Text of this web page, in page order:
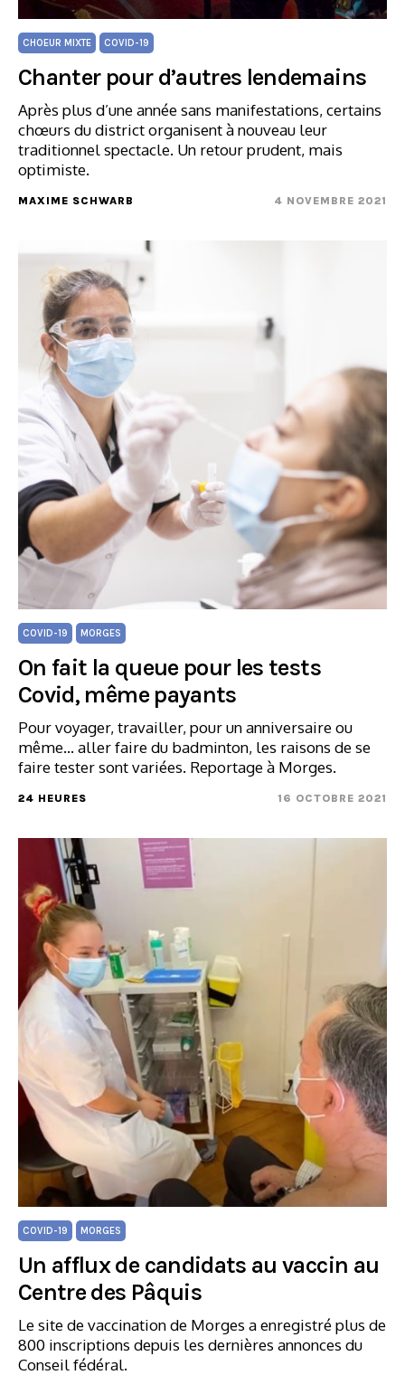
CHOEUR MIXTE COVID-19
Chanter pour d’autres lendemains
Après plus d’une année sans manifestations, certains
chœurs du district organisent à nouveau leur
traditionnel spectacle. Un retour prudent, mais
optimiste.
MAXIME SCHWARB 4 NOVEMBRE 2021
COVID-19 MORGES
On fait la queue pour les tests
Covid, même payants
Pour voyager, travailler, pour un anniversaire ou
même… aller faire du badminton, les raisons de se
faire tester sont variées. Reportage à Morges.
24 HEURES 16 OCTOBRE 2021
COVID-19 MORGES
Un afflux de candidats au vaccin au
Centre des Pâquis
Le site de vaccination de Morges a enregistré plus de
800 inscriptions depuis les dernières annonces du
Conseil fédéral.